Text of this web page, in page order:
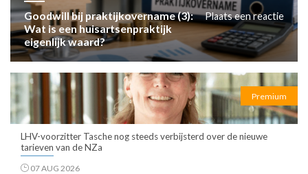
Goodwill bij praktijkovername (3):
Wat is een huisartsenpraktijk
eigenlijk waard?
Plaats een reactie
Premium
LHV-voorzitter Tasche nog steeds verbijsterd over de nieuwe
tarieven van de NZa
07 AUG 2026